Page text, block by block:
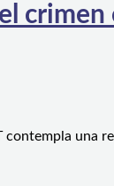
contempla una